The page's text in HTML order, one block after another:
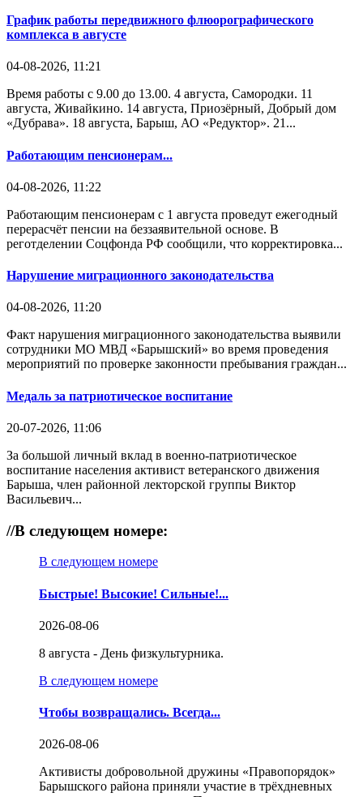
График работы передвижного флюорографического
комплекса в августе
04-08-2026, 11:21
Время работы с 9.00 до 13.00. 4 августа, Самородки. 11
августа, Живайкино. 14 августа, Приозёрный, Добрый дом
«Дубрава». 18 августа, Барыш, АО «Редуктор». 21...
Работающим пенсионерам...
04-08-2026, 11:22
Работающим пенсионерам с 1 августа проведут ежегодный
перерасчёт пенсии на беззаявительной основе. В
реготделении Соцфонда РФ сообщили, что корректировка...
Нарушение миграционного законодательства
04-08-2026, 11:20
Факт нарушения миграционного законодательства выявили
сотрудники МО МВД «Барышский» во время проведения
мероприятий по проверке законности пребывания граждан...
Медаль за патриотическое воспитание
20-07-2026, 11:06
За большой личный вклад в военно-патриотическое
воспитание населения активист ветеранского движения
Барыша, член районной лекторской группы Виктор
Васильевич...
//В следующем номере:
В следующем номере
Быстрые! Высокие! Сильные!...
2026-08-06
8 августа - День физкультурника.
В следующем номере
Чтобы возвращались. Всегда...
2026-08-06
Активисты добровольной дружины «Правопорядок»
Барышского района приняли участие в трёхдневных